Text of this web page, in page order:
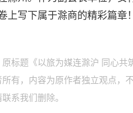
上写下属于滁商的精彩篇章
标题《以旅为媒连滁沪 同心
有，内容为原作者独立观点，
系我们删除。